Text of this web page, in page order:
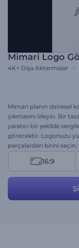
Mimari Logo
4K+ Dışa Aktarmalar
Mimari planın dairesel
çıkmasını izleyin. Bir
yaratıcı bir şekilde
görecektir. Logonuzu
parçalardan birini
dakikada elinizde olsun.
16:9